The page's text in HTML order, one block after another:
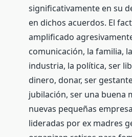
significativamente en su
en dichos acuerdos. El
amplificado
comunicación, la familia,
industria, la política, ser
dinero, donar, ser
jubilación, ser una buena
nuevas pequeñas
lideradas por ex madres